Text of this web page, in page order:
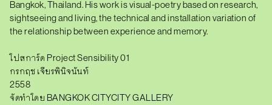
Bangkok, Thailand. His work is visual-poetry based on research,
sightseeing and living, the technical and installation variation of
the relationship between experience and memory.
โปสการ์ด Project Sensibility 01
กรกฤช เจียรพินิจนันท์
2558
จัดทำโดย BANGKOK CITYCITY GALLERY